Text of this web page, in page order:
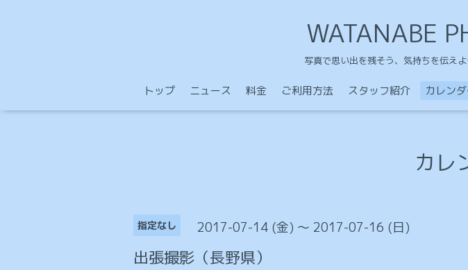
WATANABE
写真で思い出を残そう、気持ちを伝え
トップ ニュース 料金 ご利用方法 スタッフ紹介 カレン
カレ
指定なし 2017-07-14 (金) ～ 2017-07-16 (日)
出張撮影（長野県）